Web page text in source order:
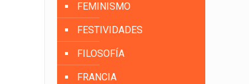
FEMINISMO
FESTIVIDADES
FILOSOFÍA
FRANCIA